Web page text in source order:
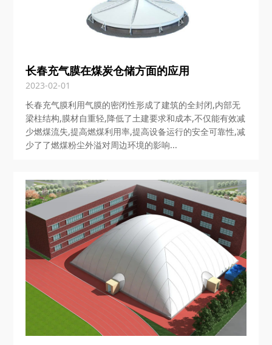
长春充气膜在煤炭仓储方面的应用
2023-02-01
长春充气膜利用气膜的密闭性形成了建筑的全封闭,内部无
梁柱结构,膜材自重轻,降低了土建要求和成本,不仅能有效减
少燃煤流失,提高燃煤利用率,提高设备运行的安全可靠性,减
少了了燃煤粉尘外溢对周边环境的影响...